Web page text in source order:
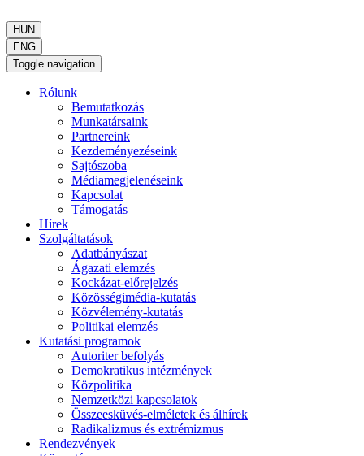
HUN
ENG
Toggle navigation
Rólunk
Bemutatkozás
Munkatársaink
Partnereink
Kezdeményezéseink
Sajtószoba
Médiamegjelenéseink
Kapcsolat
Támogatás
Hírek
Szolgáltatások
Adatbányászat
Ágazati elemzés
Kockázat-előrejelzés
Közösségimédia-kutatás
Közvélemény-kutatás
Politikai elemzés
Kutatási programok
Autoriter befolyás
Demokratikus intézmények
Közpolitika
Nemzetközi kapcsolatok
Összeesküvés-elméletek és álhírek
Radikalizmus és extrémizmus
Rendezvények